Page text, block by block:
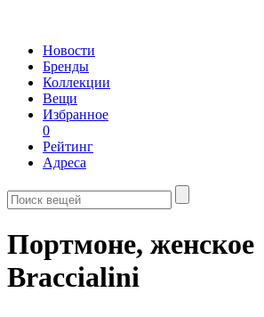
Новости
Бренды
Коллекции
Вещи
Избранное
0
Рейтинг
Адреса
Портмоне, женское
Braccialini